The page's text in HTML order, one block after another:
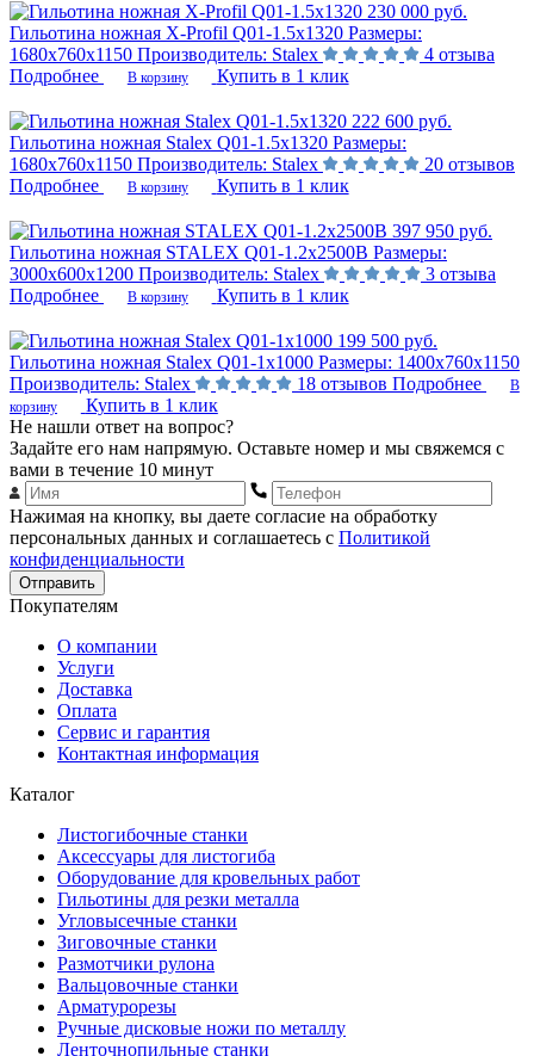
230 000 руб.
Гильотина ножная X-Profil Q01-1.5x1320 Размеры:
1680х760х1150 Производитель: Stalex
4 отзыва
Подробнее
В корзину Купить в 1 клик
222 600 руб.
Гильотина ножная Stalex Q01-1.5x1320 Размеры:
1680х760х1150 Производитель: Stalex
20 отзывов
Подробнее
В корзину Купить в 1 клик
397 950 руб.
Гильотина ножная STALEX Q01-1.2x2500B Размеры:
3000х600х1200 Производитель: Stalex
3 отзыва
Подробнее
В корзину Купить в 1 клик
199 500 руб.
Гильотина ножная Stalex Q01-1х1000 Размеры: 1400х760х1150
Производитель: Stalex 18 отзывов Подробнее
В
корзину
Купить в 1 клик
Не нашли ответ на вопрос?
Задайте его нам напрямую. Оставьте номер и мы свяжемся с
вами в течение 10 минут
Нажимая на кнопку, вы даете согласие на обработку
персональных данных и соглашаетесь с Политикой
конфиденциальности
Отправить
Покупателям
О компании
Услуги
Доставка
Оплата
Сервис и гарантия
Контактная информация
Каталог
Листогибочные станки
Аксессуары для листогиба
Оборудование для кровельных работ
Гильотины для резки металла
Угловысечные станки
Зиговочные станки
Размотчики рулона
Вальцовочные станки
Арматурорезы
Ручные дисковые ножи по металлу
Ленточнопильные станки